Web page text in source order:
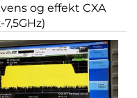
og effekt CXA